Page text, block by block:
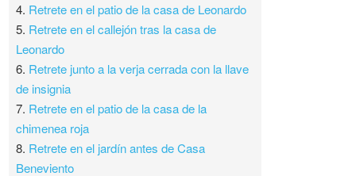
4. Retrete en el patio de la casa de Leonardo
5. Retrete en el callejón tras la casa de
Leonardo
6. Retrete junto a la verja cerrada con la llave
de insignia
7. Retrete en el patio de la casa de la
chimenea roja
8. Retrete en el jardín antes de Casa
Beneviento